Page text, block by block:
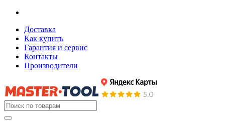
Доставка
Как купить
Гарантия и сервис
Контакты
Производители